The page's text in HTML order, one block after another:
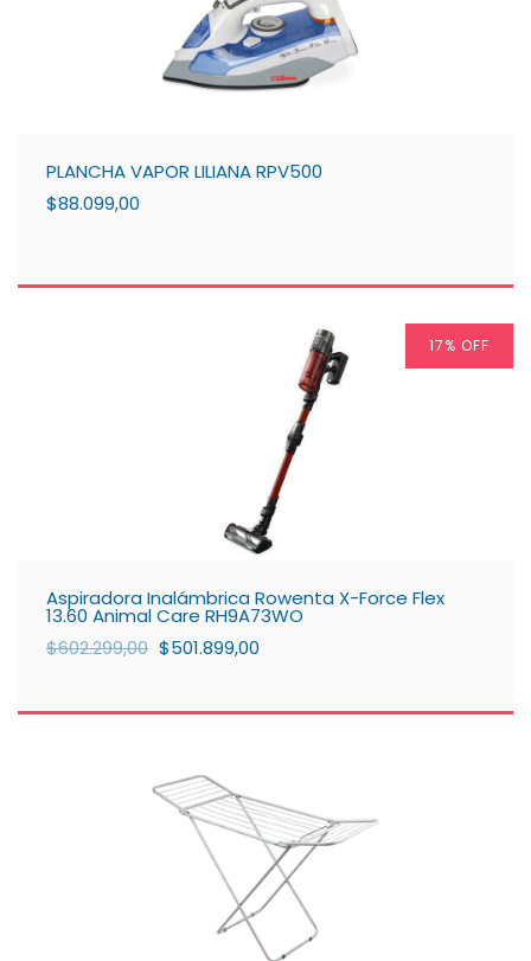
PLANCHA VAPOR LILIANA RPV500
$88.099,00
17% OFF
Aspiradora Inalámbrica Rowenta X-Force Flex
13.60 Animal Care RH9A73WO
$602.299,00 $501.899,00